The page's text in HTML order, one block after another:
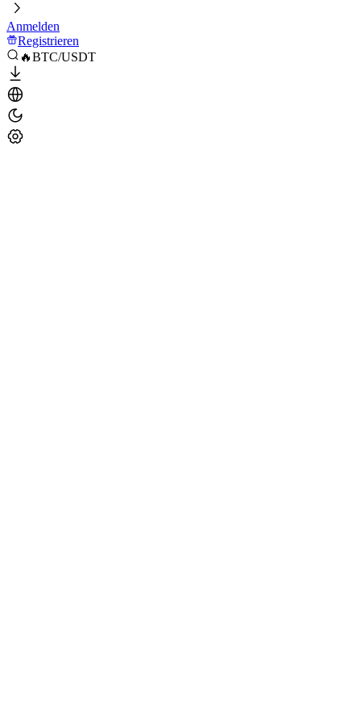
Anmelden
Registrieren
🔥BTC/USDT